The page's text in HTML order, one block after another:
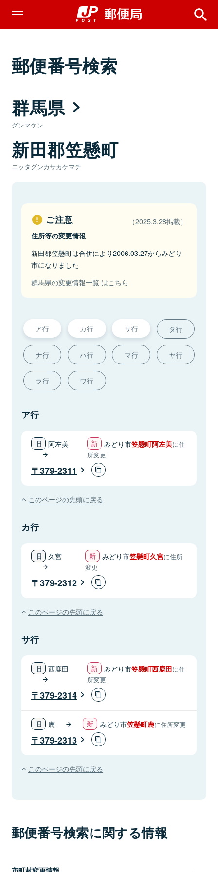
郵便番号検索
群馬県
グンマケン
新田郡笠懸町
ニッタグンカサカケマチ
ご注意 （2025.3.28掲載）
住所等の変更情報
新田郡笠懸町は合併により2006.03.27からみどり
市になりました
群馬県の変更情報一覧 はこちら
ア行 カ行 サ行 タ行
ナ行 ハ行 マ行 ヤ行
ラ行 ワ行
ア行
阿左美 みどり市笠懸町阿左美に住
所変更
379-2311
このページの先頭に戻る
カ行
久宮 みどり市笠懸町久宮に住所
変更
379-2312
このページの先頭に戻る
サ行
西鹿田 みどり市笠懸町西鹿田に住
所変更
379-2314
鹿 みどり市笠懸町鹿に住所変更
379-2313
このページの先頭に戻る
郵便番号検索に関する情報
市町村変更情報